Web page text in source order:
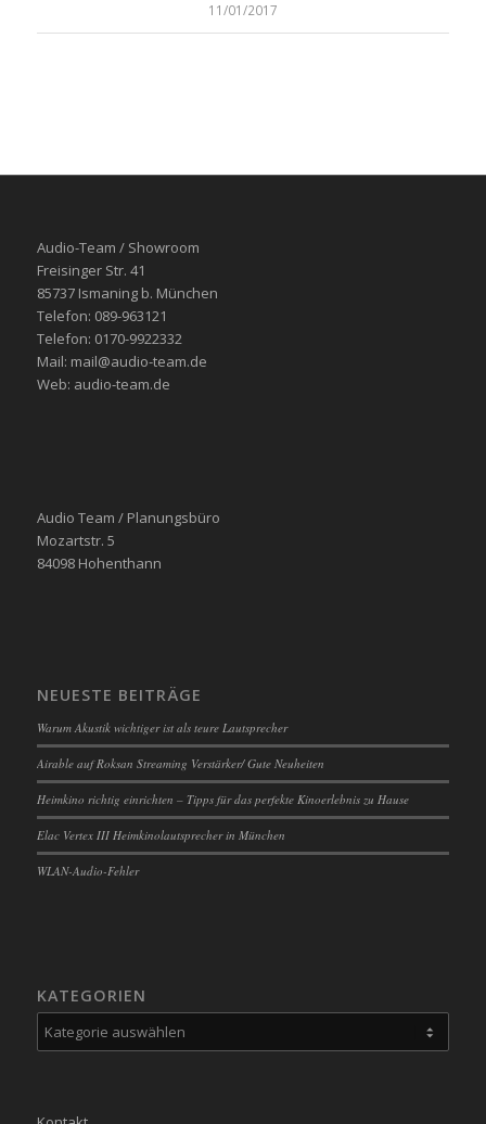
11/01/2017
Audio-Team / Showroom
Freisinger Str. 41
85737 Ismaning b. München
Telefon: 089-963121
Telefon: 0170-9922332
Mail: mail@audio-team.de
Web: audio-team.de
Audio Team / Planungsbüro
Mozartstr. 5
84098 Hohenthann
NEUESTE BEITRÄGE
Warum Akustik wichtiger ist als teure Lautsprecher
Airable auf Roksan Streaming Verstärker/ Gute Neuheiten
Heimkino richtig einrichten – Tipps für das perfekte Kinoerlebnis zu Hause
Elac Vertex III Heimkinolautsprecher in München
WLAN-Audio-Fehler
KATEGORIEN
Kategorien